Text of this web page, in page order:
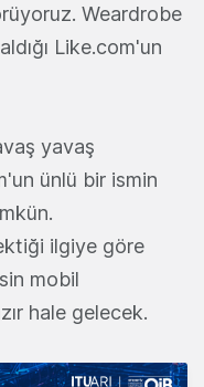
Weardrobe
Like.com'un
yavaş
ünlü bir ismin
ilgiye göre
mobil
hale gelecek.